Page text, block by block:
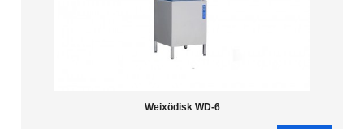
Weixödisk WD-6